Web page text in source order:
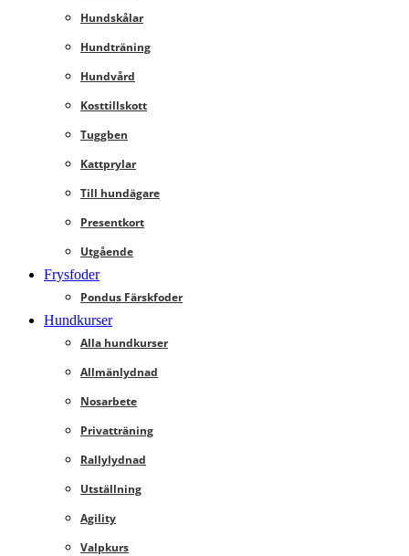
Hundskålar
Hundträning
Hundvård
Kosttillskott
Tuggben
Kattprylar
Till hundägare
Presentkort
Utgående
Frysfoder
Pondus Färskfoder
Hundkurser
Alla hundkurser
Allmänlydnad
Nosarbete
Privatträning
Rallylydnad
Utställning
Agility
Valpkurs